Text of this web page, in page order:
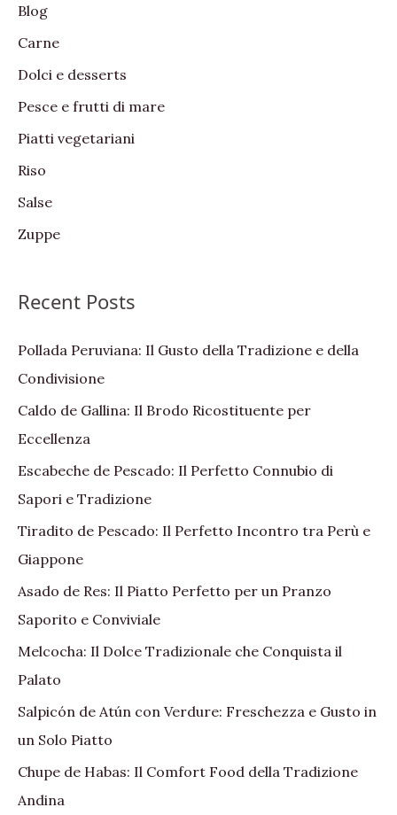
f
o
r
:
Blog
Carne
Dolci e desserts
Pesce e frutti di mare
Piatti vegetariani
Riso
Salse
Zuppe
Recent Posts
Pollada Peruviana: Il Gusto della Tradizione e della
Condivisione
Caldo de Gallina: Il Brodo Ricostituente per
Eccellenza
Escabeche de Pescado: Il Perfetto Connubio di
Sapori e Tradizione
Tiradito de Pescado: Il Perfetto Incontro tra Perù e
Giappone
Asado de Res: Il Piatto Perfetto per un Pranzo
Saporito e Conviviale
Melcocha: Il Dolce Tradizionale che Conquista il
Palato
Salpicón de Atún con Verdure: Freschezza e Gusto in
un Solo Piatto
Chupe de Habas: Il Comfort Food della Tradizione
Andina